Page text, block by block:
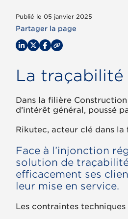
Publié le 05 janvier 2025
Partager la page
La
Dans la filière
d’intérêt général, poussé
Rikutec, acteur clé dans
Face à l’injonction
solution de
efficacement ses
leur mise en service.
Les contraintes